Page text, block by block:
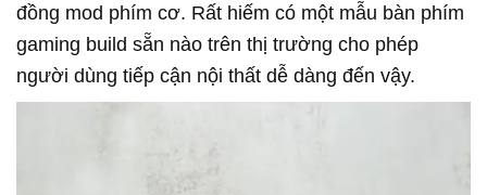
đồng mod phím cơ. Rất hiếm có một mẫu bàn phím
gaming build sẵn nào trên thị trường cho phép
người dùng tiếp cận nội thất dễ dàng đến vậy.